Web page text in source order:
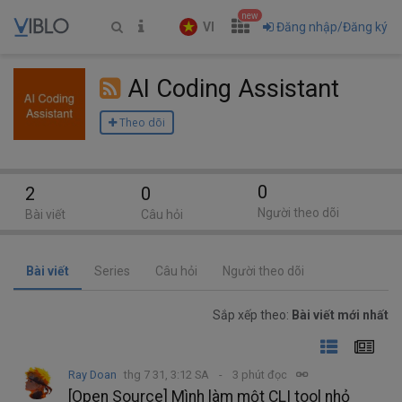
VI
new
Đăng nhập/Đăng ký
AI Coding Assistant
Theo dõi
Bài viết Series Câu hỏi Người theo dõi
Sắp xếp theo: Bài viết mới nhất
Ray Doan thg 7 31, 3:12 SA 3 phút đọc
[Open Source] Mình làm một CLI tool nhỏ
2
Bài viết
0
Câu hỏi
0
Người theo dõi